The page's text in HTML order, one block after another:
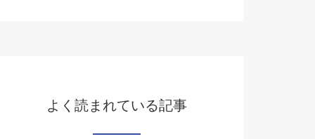
よく読まれている記事